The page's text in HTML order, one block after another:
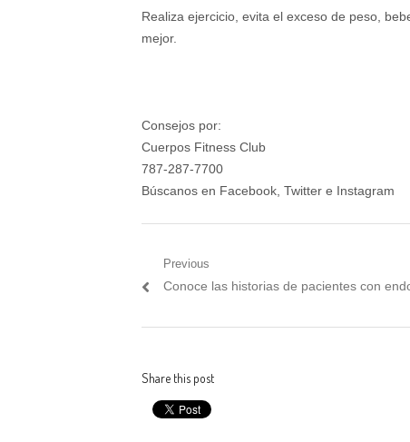
Realiza ejercicio, evita el exceso de peso,
mejor.
Consejos por:
Cuerpos Fitness Club
787-287-7700
Búscanos en Facebook, Twitter e Instagram
Post
navigation
Previous
Previous
Conoce las historias de pacientes con
Share this post